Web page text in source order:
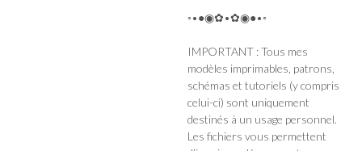
◦•●◉✿•✿◉●•◦
IMPORTANT : Tous mes
modèles imprimables, patrons,
schémas et tutoriels (y compris
celui-ci) sont uniquement
destinés à un usage personnel.
Les fichiers vous permettent